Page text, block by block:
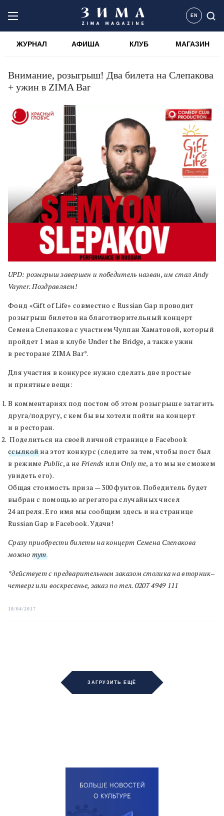
EN
ЖУРНАЛ АФИША КЛУБ МАГАЗИН
Внимание, розыгрыш! Два билета на Слепакова
+ ужин в ZIMA Bar
UPD: розыгрыш завершен и победитель назван, им стал Andy
Vayner. Поздравляем!
Фонд «Gift of Life» совместно с Russian Gap проводит
розыгрыш билетов на благотворительный концерт
Семена Слепакова с участием Чулпан Хаматовой, который
пройдет 1 мая в клубе Under the Bridge, а также ужин
в ресторане ZIMA Bar*.
Для участия в конкурсе нужно сделать две простые
и приятные вещи:
В комментариях под постом об этом розыгрыше затагить
друга/подругу, с кем бы вы хотели пойти на концерт
и в ресторан.
Поделиться на своей личной странице в Facebook
ссылкойна этот конкурс (следите за тем, чтобы пост был
в режимеPublic, а неFriends или Only me, а то мы не сможем
увидеть его).
Общая стоимость приза — 300 фунтов. Победитель будет
выбран с помощью агрегатора случайных чисел
24 апреля. Его имя мы сообщим здесь и на странице
Russian Gap в Facebook. Удачи!
Сразу приобрести билеты на концерт Семена Слепакова
можно тут.
*действует с предварительным заказом столика на вторник–
четверг или воскресенье, заказ по тел. 0207 4949 111
18/04/2017
ЗАГРУЗИТЬ ЕЩЁ